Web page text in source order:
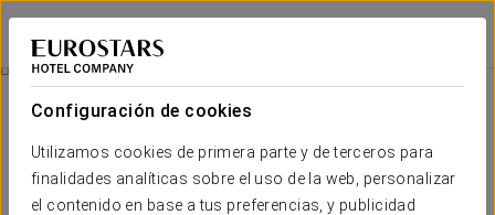
Configuración de cookies
Utilizamos cookies de primera parte y de terceros para
finalidades analíticas sobre el uso de la web, personalizar
el contenido en base a tus preferencias, y publicidad
Eurostars Sevilla Boutique
SEVILLA
Experiencia Romántica